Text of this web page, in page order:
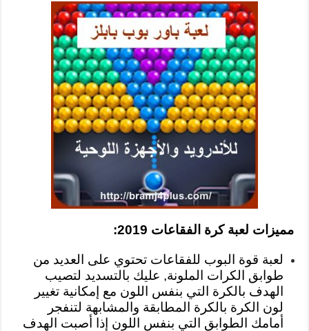
مميزات لعبة كرة الفقاعات 2019:
لعبة قوة البوب للفقاعات تحتوي على العديد من
طوابق الكرات الملونة, عليك بالتسديد لتصيب
الهدف بالكرة التي بنفس اللون مع إمكانية تغيير
لون الكرة بالكرة المطابقة والمشابهة لتنفجر
أمامك الطوابق التي بنفس اللون إذا أصبت الهدف